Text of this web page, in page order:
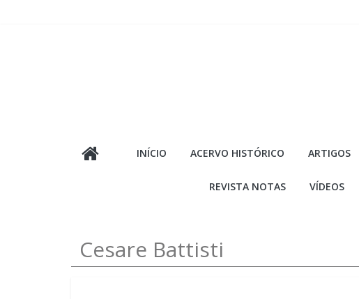
INÍCIO ACERVO HISTÓRICO ARTIGOS
REVISTA NOTAS VÍDEOS
Cesare Battisti